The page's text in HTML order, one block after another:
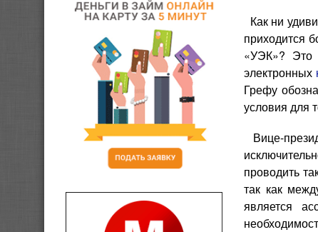
Как ни
приходится
«УЭК»? Это
электронных
Грефу
условия для
Вице-
проводить
так как
является